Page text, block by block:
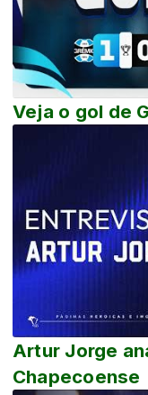
Veja o gol de
Artur Jorge
Chapecoense